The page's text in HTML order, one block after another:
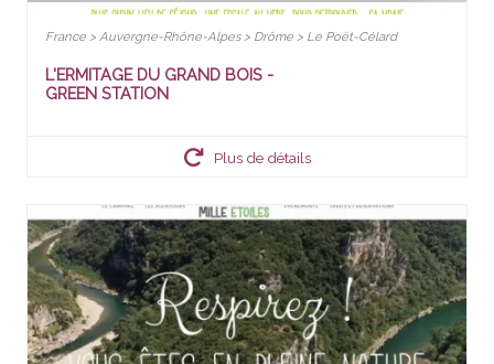
France > Auvergne-Rhône-Alpes > Drôme > Le Poët-Célard
L'ERMITAGE DU GRAND BOIS -
GREEN STATION
Plus de détails